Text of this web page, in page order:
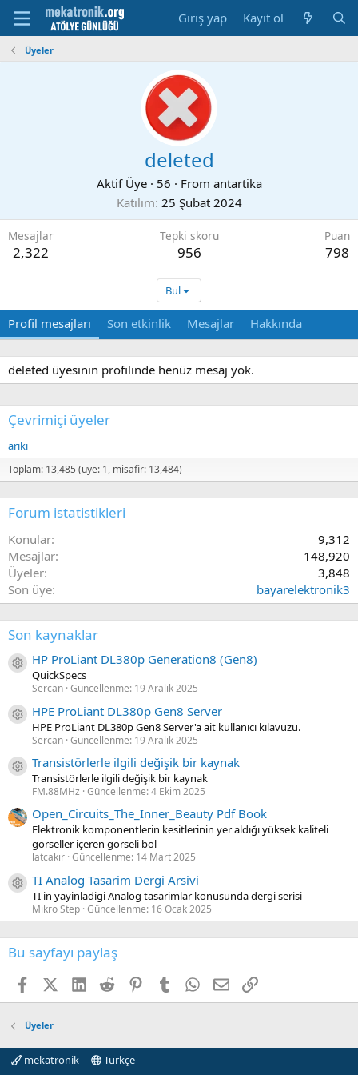
Giriş yap Kayıt ol
Üyeler
deleted
Aktif Üye · 56 · From antartika
Katılım 25 Şubat 2024
Mesajlar
2,322
Tepki skoru
956
Puan
798
Bul
Profil mesajları Son etkinlik Mesajlar Hakkında
deleted üyesinin profilinde henüz mesaj yok.
Çevrimiçi üyeler
ariki
Toplam: 13,485 (üye: 1, misafir: 13,484)
Forum istatistikleri
Konular
9,312
Mesajlar
148,920
Üyeler
3,848
Son üye
bayarelektronik3
Son kaynaklar
Kaynak ikon/amblem
HP ProLiant DL380p Generation8 (Gen8)
QuickSpecs
Sercan Güncellenme: 19 Aralık 2025
Kaynak ikon/amblem
HPE ProLiant DL380p Gen8 Server
HPE ProLiant DL380p Gen8 Server'a ait kullanıcı kılavuzu.
Sercan Güncellenme: 19 Aralık 2025
Kaynak ikon/amblem
Transistörlerle ilgili değişik bir kaynak
Transistörlerle ilgili değişik bir kaynak
FM.88MHz Güncellenme:4 Ekim 2025
Open_Circuits_The_Inner_Beauty Pdf Book
Elektronik komponentlerin kesitlerinin yer aldığı yüksek kaliteli
görseller içeren görseli bol
latcakir Güncellenme: 14 Mart 2025
Kaynak ikon/amblem
TI Analog Tasarim Dergi Arsivi
TI'in yayinladigi Analog tasarimlar konusunda dergi serisi
Mikro Step Güncellenme: 16 Ocak 2025
Bu sayfayı paylaş
FacebookX (Twitter)
LinkedIn
Reddit PinterestTumblr WhatsApp
E-postaLink
Üyeler
mekatronik Türkçe